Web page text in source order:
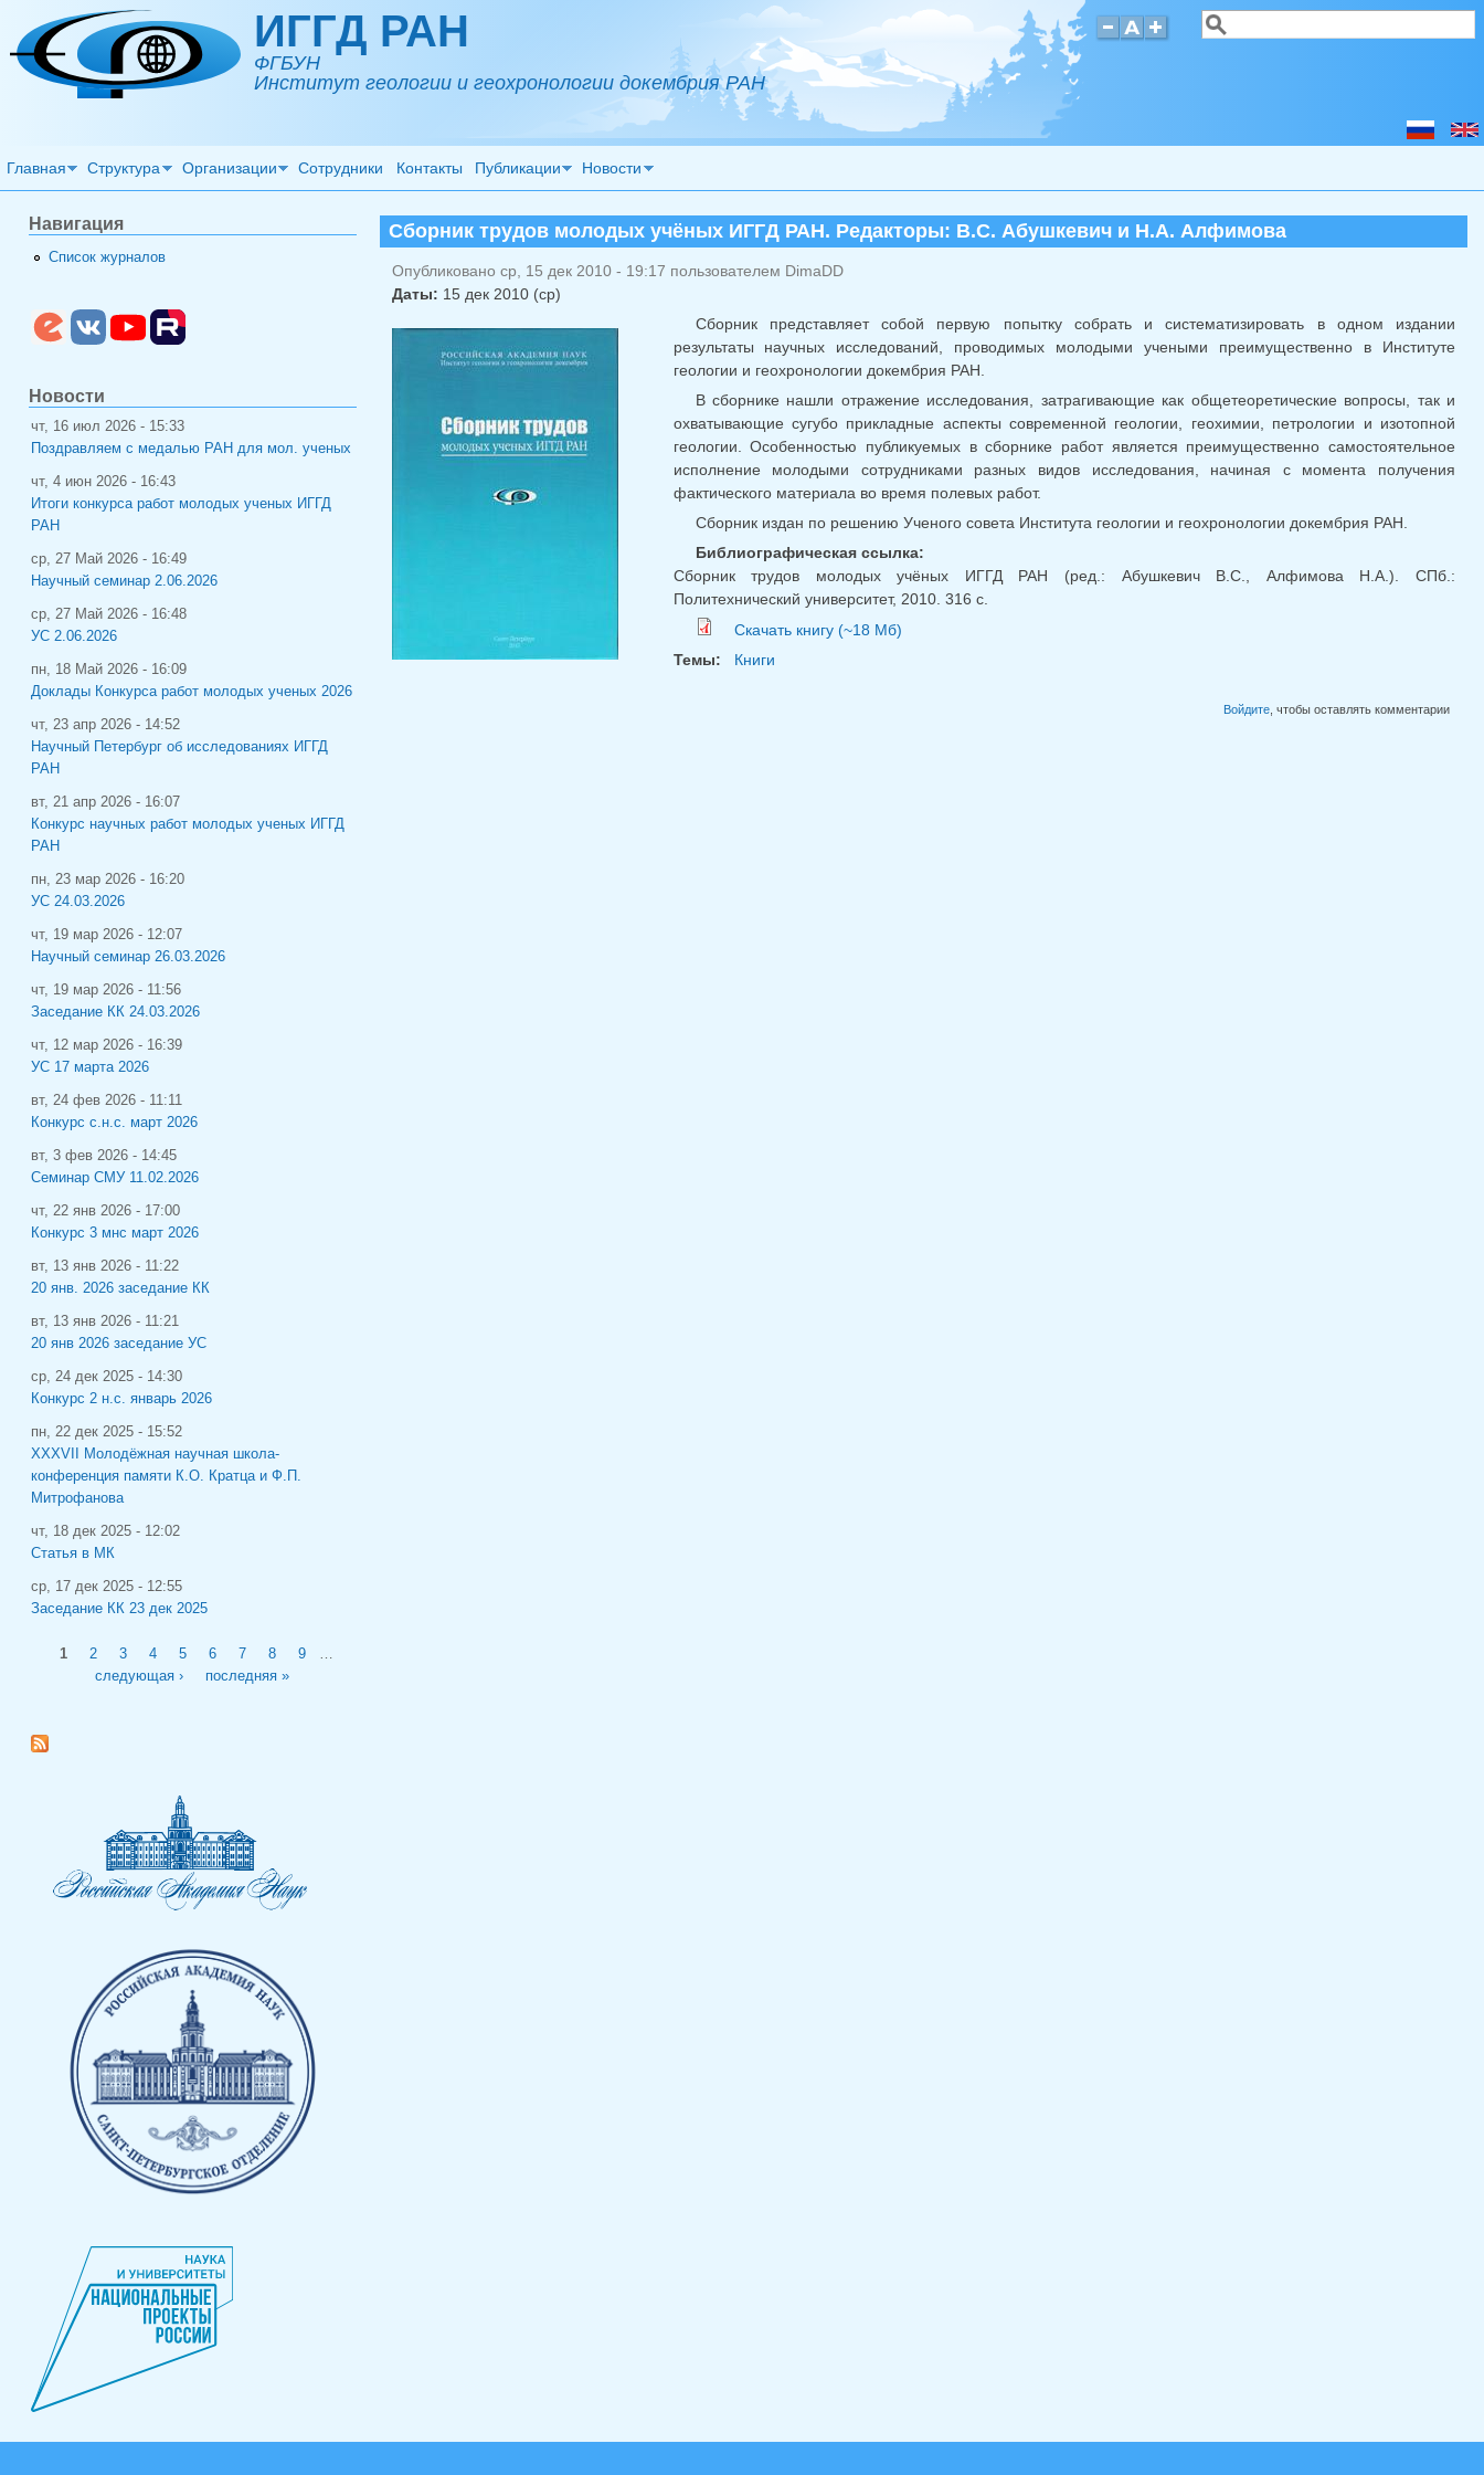
Перейти к основному содержанию ИГГД РАН
ФГБУН
Институт геологии и геохронологии докембрия РАН
Форма поиска
Поиск
Главная Структура Организации Сотрудники Контакты Публикации Новости
Сборник трудов молодых учёных ИГГД РАН. Редакторы: В.С. Абушкевич и Н.А. Алфимова
Опубликовано ср, 15 дек 2010 - 19:17 пользователем DimaDD
Даты: 15 дек 2010 (ср)
Сборник представляет собой первую попытку собрать и систематизировать в одном издании
результаты научных исследований, проводимых молодыми учеными преимущественно в Институте
геологии и геохронологии докембрия РАН.
В сборнике нашли отражение исследования, затрагивающие как общетеоретические вопросы, так и
охватывающие сугубо прикладные аспекты современной геологии, геохимии, петрологии и изотопной
геологии. Особенностью публикуемых в сборнике работ является преимущественно самостоятельное
исполнение молодыми сотрудниками разных видов исследования, начиная с момента получения
фактического материала во время полевых работ.
Сборник издан по решению Ученого совета Института геологии и геохронологии докембрия РАН.
Библиографическая ссылка:
Сборник трудов молодых учёных ИГГД РАН (ред.: Абушкевич В.С., Алфимова Н.А.). СПб.:
Политехнический университет, 2010. 316 с.
Скачать книгу (~18 Мб)
Темы:
Книги
Войдите, чтобы оставлять комментарии
Навигация
Список журналов
Новости
чт, 16 июл 2026 - 15:33
Поздравляем с медалью РАН для мол. ученых
чт, 4 июн 2026 - 16:43
Итоги конкурса работ молодых ученых ИГГД
РАН
ср, 27 Май 2026 - 16:49
Научный семинар 2.06.2026
ср, 27 Май 2026 - 16:48
УС 2.06.2026
пн, 18 Май 2026 - 16:09
Доклады Конкурса работ молодых ученых 2026
чт, 23 апр 2026 - 14:52
Научный Петербург об исследованиях ИГГД
РАН
вт, 21 апр 2026 - 16:07
Конкурс научных работ молодых ученых ИГГД
РАН
пн, 23 мар 2026 - 16:20
УС 24.03.2026
чт, 19 мар 2026 - 12:07
Научный семинар 26.03.2026
чт, 19 мар 2026 - 11:56
Заседание КК 24.03.2026
чт, 12 мар 2026 - 16:39
УС 17 марта 2026
вт, 24 фев 2026 - 11:11
Конкурс с.н.с. март 2026
вт, 3 фев 2026 - 14:45
Семинар СМУ 11.02.2026
чт, 22 янв 2026 - 17:00
Конкурс 3 мнс март 2026
вт, 13 янв 2026 - 11:22
20 янв. 2026 заседание КК
вт, 13 янв 2026 - 11:21
20 янв 2026 заседание УС
ср, 24 дек 2025 - 14:30
Конкурс 2 н.с. январь 2026
пн, 22 дек 2025 - 15:52
XXXVII Молодёжная научная школа-
конференция памяти К.О. Кратца и Ф.П.
Митрофанова
чт, 18 дек 2025 - 12:02
Статья в МК
ср, 17 дек 2025 - 12:55
Заседание КК 23 дек 2025
Страницы
1 2 3 4 5 6 7 8 9
следующая ›
последняя »